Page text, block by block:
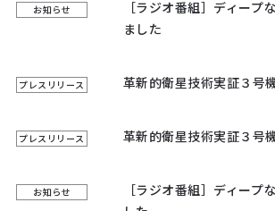
お知らせ
［ラジオ番組］ディー
ました
プレスリリース 革新的衛星技術実証３号
プレスリリース 革新的衛星技術実証３号
お知らせ
［ラジオ番組］ディー